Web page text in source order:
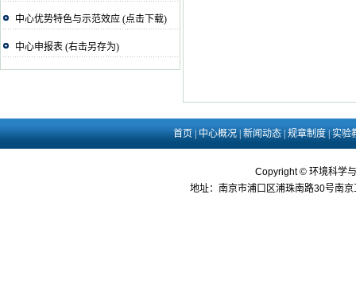
中心优势特色与示范效应 (点击下载)
中心申报表 (右击另存为)
首页|中心概况|新闻动态|规章制度|实验
Copyright © 环境科学
地址：南京市浦口区浦珠南路30号南